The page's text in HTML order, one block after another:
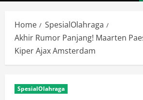
Home
SpesialOlahraga
Akhir Rumor Panjang! Maarten
Kiper Ajax Amsterdam
SpesialOlahraga